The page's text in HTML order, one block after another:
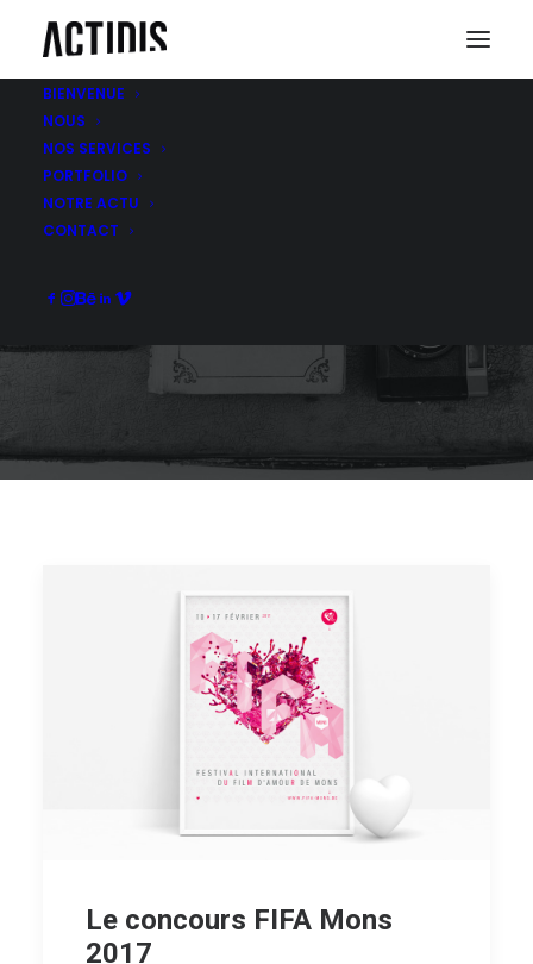
BIENVENUE
NOUS
NOS SERVICES
PORTFOLIO
NOTRE ACTU
CONTACT
Le concours FIFA Mons
2017